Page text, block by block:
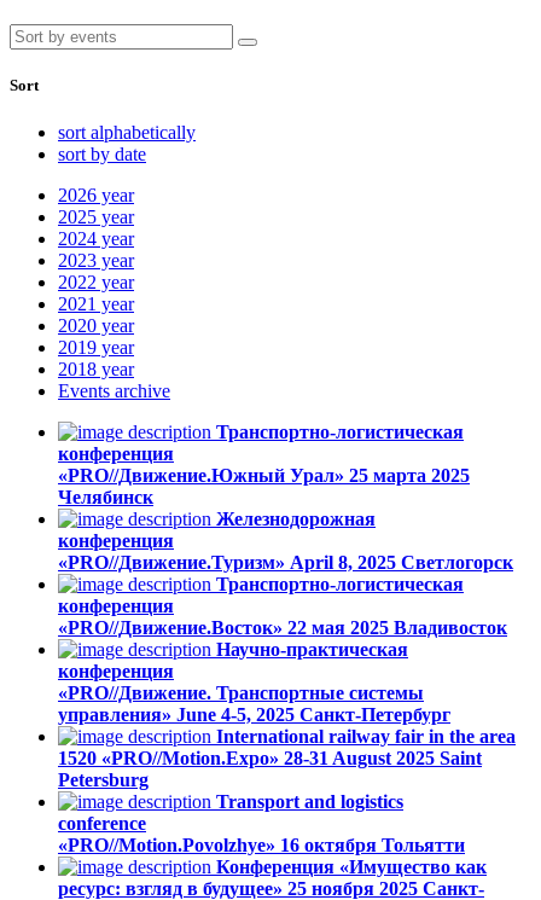
Sort
sort alphabetically
sort by date
2026 year
2025 year
2024 year
2023 year
2022 year
2021 year
2020 year
2019 year
2018 year
Events archive
Транспортно-логистическая
конференция
«PRO//Движение.Южный Урал» 25 марта 2025
Челябинск
Железнодорожная
конференция
«PRO//Движение.Туризм» April 8, 2025 Светлогорск
Транспортно-логистическая
конференция
«PRO//Движение.Восток» 22 мая 2025 Владивосток
Научно-практическая
конференция
«PRO//Движение. Транспортные системы
управления» June 4-5, 2025 Санкт-Петербург
International railway fair in the area
1520 «PRO//Motion.Expo» 28-31 August 2025 Saint
Petersburg
Transport and logistics
conference
«PRO//Motion.Povolzhye» 16 октября Тольятти
Конференция «Имущество как
ресурс: взгляд в будущее» 25 ноября 2025 Санкт-